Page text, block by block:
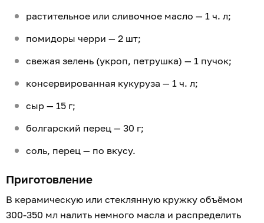
растительное или сливочное масло — 1 ч. л;
помидоры черри — 2 шт;
свежая зелень (укроп, петрушка) — 1 пучок;
консервированная кукуруза — 1 ч. л;
сыр — 15 г;
болгарский перец — 30 г;
соль, перец — по вкусу.
Приготовление
В керамическую или стеклянную кружку объёмом
300-350 мл налить немного масла и распределить